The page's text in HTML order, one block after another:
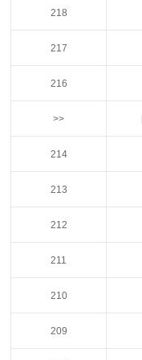
218
217
216
>>
214
213
212
211
210
209